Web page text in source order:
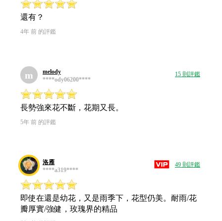
還有？
4年 前 的評鑑
m
melody
****ody06200****
15 則評鑑
長勢強來花不斷，花期又長。
5年 前 的評鑑
洛雁
****a319****
49 則評鑑
即使在還是幼花，又是雨季下，花型仍美。耐雨/花
瓣厚實/強健，玫瑰界的精品